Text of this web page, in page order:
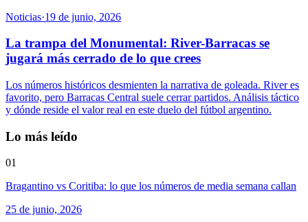
Noticias·19 de junio, 2026
La trampa del Monumental: River-Barracas se
jugará más cerrado de lo que crees
Los números históricos desmienten la narrativa de goleada. River es
favorito, pero Barracas Central suele cerrar partidos. Análisis táctico
y dónde reside el valor real en este duelo del fútbol argentino.
Lo más leído
01
Bragantino vs Coritiba: lo que los números de media semana callan
25 de junio, 2026